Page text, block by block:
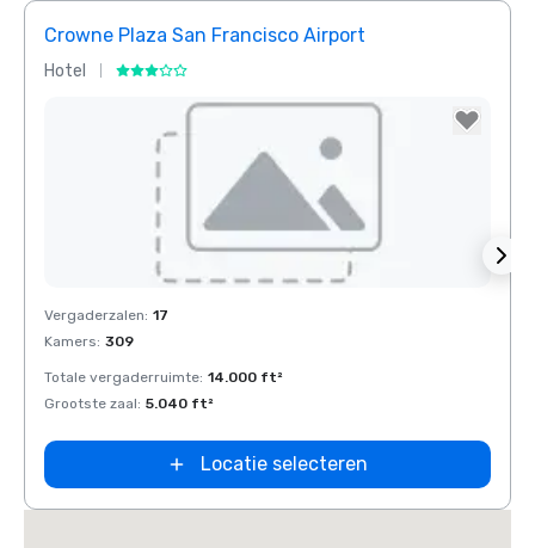
Crowne Plaza San Francisco Airport
Hotel
Removed from favorites
Vergaderzalen: 17
Kamers: 309
Totale vergaderruimte: 14.000 ft²
Grootste zaal: 5.040 ft²
Locatie selecteren